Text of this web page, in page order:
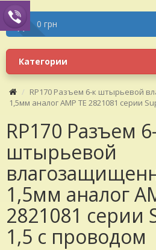
0 грн
Категории
RP170 Разъем 6-к штырьевой
1,5мм аналог AMP TE 2821081 серии
RP170 Разъем
штырьевой
1,5мм аналог
2821081 серии
1,5 с проводом